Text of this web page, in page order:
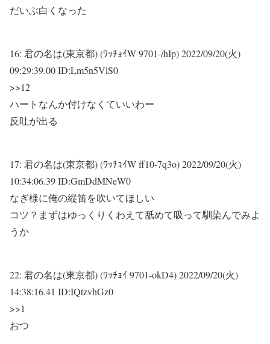
だいぶ白くなった
16: 君の名は(東京都) (ﾜｯﾁｮｲW 9701-/hIp)2022/09/20(火)
09:29:39.00 ID:Lm5n5VlS0
>>12
ハートなんか付けなくていいわー
反吐が出る
17: 君の名は(東京都) (ﾜｯﾁｮｲW ff10-7q3o)2022/09/20(火)
10:34:06.39 ID:GmDdMNeW0
なぎ様に俺の縦笛を吹いてほしい
コツ？まずはゆっくりくわえて舐めて吸って馴染んでみよ
うか
22: 君の名は(東京都) (ﾜｯﾁｮｲ 9701-okD4)2022/09/20(火)
14:38:16.41 ID:IQtzvhGz0
>>1
おつ